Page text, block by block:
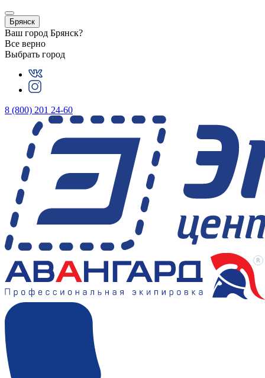
Брянск
Ваш город Брянск?
Все верно
Выбрать город
8 (800) 201 24-60